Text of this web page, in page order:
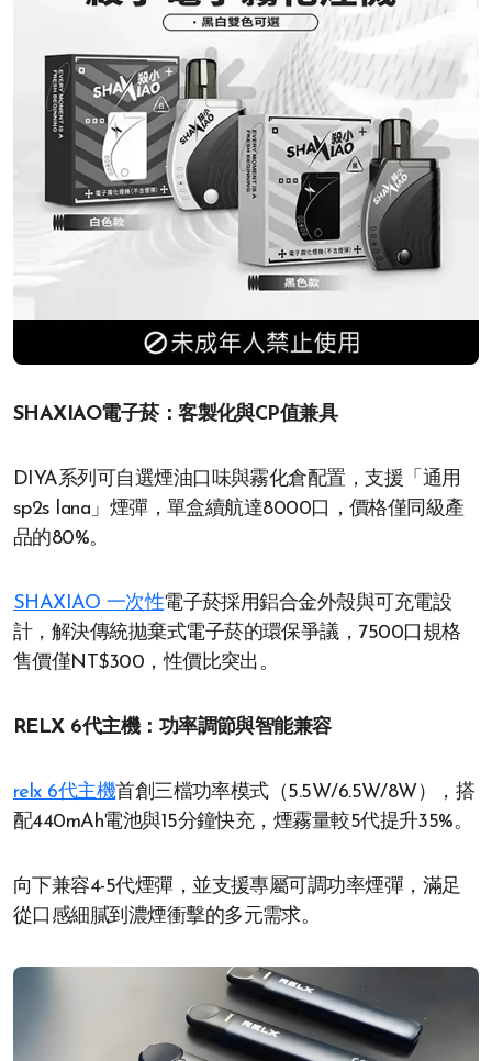
SHAXIAO電子菸：客製化與CP值兼具
DIYA系列可自選煙油口味與霧化倉配置，支援「通用
sp2s lana」煙彈，單盒續航達8000口，價格僅同級產
品的80%。
SHAXIAO 一次性電子菸採用鋁合金外殼與可充電設
計，解決傳統拋棄式電子菸的環保爭議，7500口規格
售價僅NT$300，性價比突出。
RELX 6代主機：功率調節與智能兼容
relx 6代主機首創三檔功率模式（5.5W/6.5W/8W），搭
配440mAh電池與15分鐘快充，煙霧量較5代提升35%。
向下兼容4-5代煙彈，並支援專屬可調功率煙彈，滿足
從口感細膩到濃煙衝擊的多元需求。